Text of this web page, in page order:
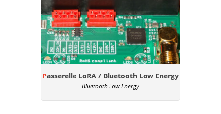
Passerelle LoRA / Bluetooth Low Energy
Bluetooth Low Energy